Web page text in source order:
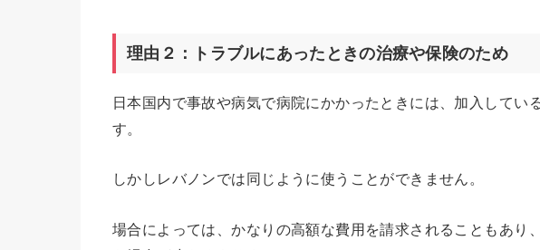
理由２：トラブルにあったときの治療や保険のため
日本国内で事故や病気で病院にかかったときには、加入してい
す。
しかしレバノンでは同じように使うことができません。
場合によっては、かなりの高額な費用を請求されることもあり